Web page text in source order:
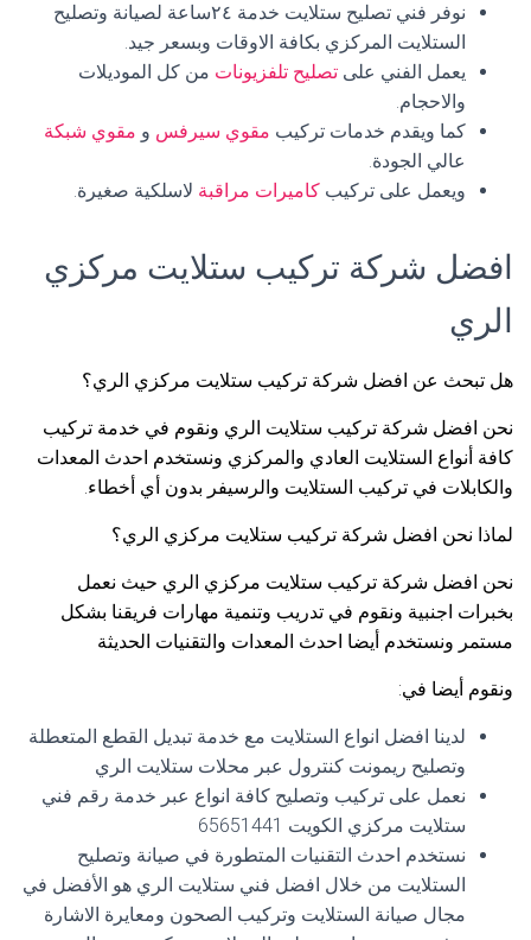
نوفر فني تصليح ستلايت خدمة ٢٤ساعة لصيانة وتصليح
الستلايت المركزي بكافة الاوقات وبسعر جيد.
يعمل الفني على تصليح تلفزيونات من كل الموديلات
والاحجام.
كما ويقدم خدمات تركيب مقوي سيرفس و مقوي شبكة
عالي الجودة.
ويعمل على تركيب كاميرات مراقبة لاسلكية صغيرة.
افضل شركة تركيب ستلايت مركزي
الري
هل تبحث عن افضل شركة تركيب ستلايت مركزي الري؟
نحن افضل شركة تركيب ستلايت الري ونقوم في خدمة تركيب
كافة أنواع الستلايت العادي والمركزي ونستخدم احدث المعدات
والكابلات في تركيب الستلايت والرسيفر بدون أي أخطاء.
لماذا نحن افضل شركة تركيب ستلايت مركزي الري؟
نحن افضل شركة تركيب ستلايت مركزي الري حيث نعمل
بخبرات اجنبية ونقوم في تدريب وتنمية مهارات فريقنا بشكل
مستمر ونستخدم أيضا احدث المعدات والتقنيات الحديثة
ونقوم أيضا في:
لدينا افضل انواع الستلايت مع خدمة تبديل القطع المتعطلة
وتصليح ريمونت كنترول عبر محلات ستلايت الري
نعمل على تركيب وتصليح كافة انواع عبر خدمة رقم فني
ستلايت مركزي الكويت 65651441
نستخدم احدث التقنيات المتطورة في صيانة وتصليح
الستلايت من خلال افضل فني ستلايت الري هو الأفضل في
مجال صيانة الستلايت وتركيب الصحون ومعايرة الاشارة